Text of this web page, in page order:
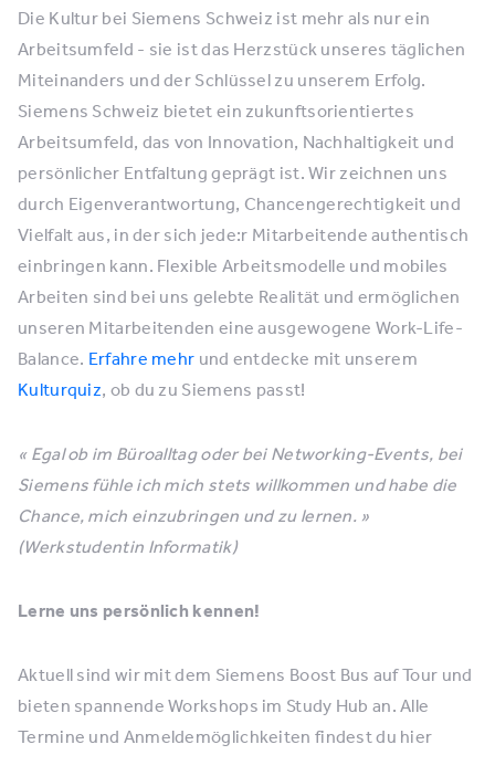
Die Kultur bei Siemens Schweiz ist mehr als nur ein
Arbeitsumfeld - sie ist das Herzstück unseres täglichen
Miteinanders und der Schlüssel zu unserem Erfolg.
Siemens Schweiz bietet ein zukunftsorientiertes
Arbeitsumfeld, das von Innovation, Nachhaltigkeit und
persönlicher Entfaltung geprägt ist. Wir zeichnen uns
durch Eigenverantwortung, Chancengerechtigkeit und
Vielfalt aus, in der sich jede:r Mitarbeitende authentisch
einbringen kann. Flexible Arbeitsmodelle und mobiles
Arbeiten sind bei uns gelebte Realität und ermöglichen
unseren Mitarbeitenden eine ausgewogene Work-Life-
Balance. Erfahre mehr und entdecke mit unserem
Kulturquiz, ob du zu Siemens passt!
« Egal ob im Büroalltag oder bei Networking-Events, bei
Siemens fühle ich mich stets willkommen und habe die
Chance, mich einzubringen und zu lernen. »
(Werkstudentin Informatik)
Lerne uns persönlich kennen!
Aktuell sind wir mit dem Siemens Boost Bus auf Tour und
bieten spannende Workshops im Study Hub an. Alle
Termine und Anmeldemöglichkeiten findest du hier